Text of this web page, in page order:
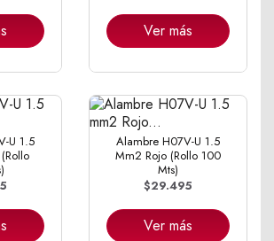
Ver más
U 1.5
Alambre H07V-U 1.5
Mm2 Rojo (Rollo 100
Mts)
$29.495
Ver más